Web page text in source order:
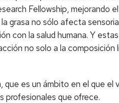
Fellowship, mejorando
grasa no sólo afecta
con la salud humana. Y
no solo a la composición
es un ámbito en el que el
profesionales que ofrece.